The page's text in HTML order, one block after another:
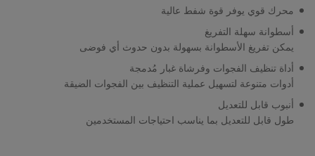
محرك قوي يوفر قوة شفط عالية
أسطوانة سهلة التفريغ
يمكن تفريغ الأسطوانة بسهولة بدون حدوث أي فوضى
أداة تنظيف الفجوات وفرشاة غبار مُدمجة
أدوات متنوعة لتسهيل عملية التنظيف بين الفجوات الضيقة
أنبوب قابل للتعديل
طول قابل للتعديل بما يناسب احتياجات المستخدمين